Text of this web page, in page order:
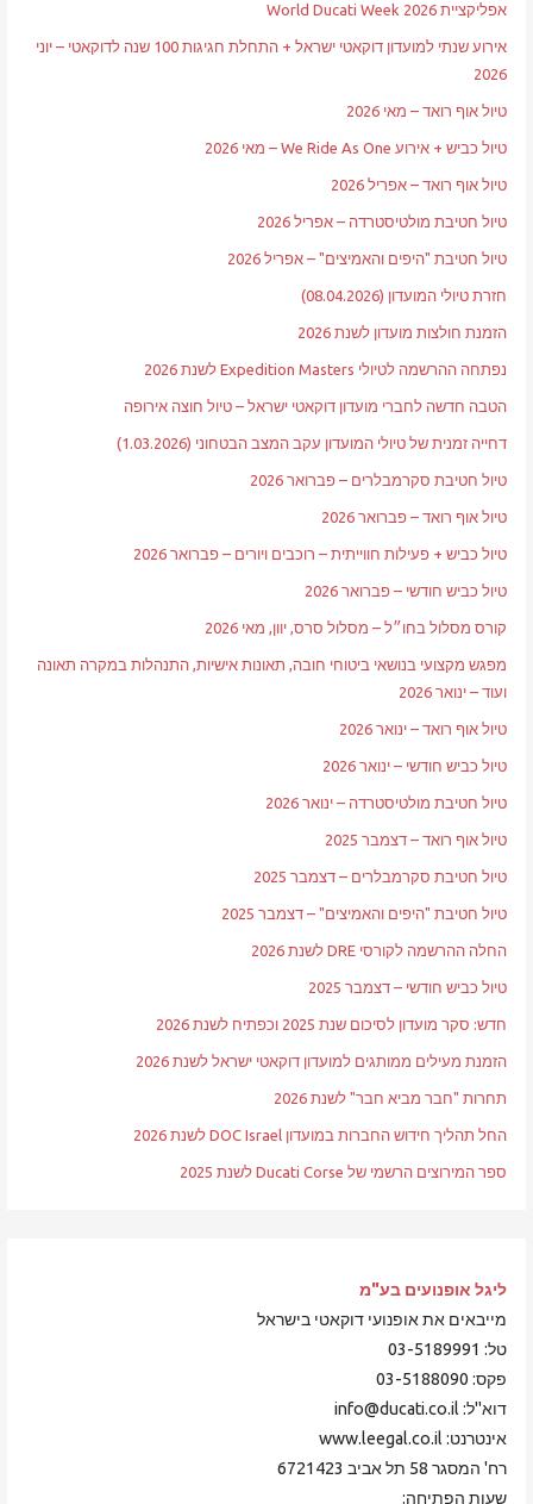
אפליקציית World Ducati Week 2026
אירוע שנתי למועדון דוקאטי ישראל + התחלת חגיגות 100 שנה לדוקאטי – יוני
2026
טיול אוף רואד – מאי 2026
טיול כביש + אירוע We Ride As One – מאי 2026
טיול אוף רואד – אפריל 2026
טיול חטיבת מולטיסטרדה – אפריל 2026
טיול חטיבת "היפים והאמיצים" – אפריל 2026
חזרת טיולי המועדון (08.04.2026)
הזמנת חולצות מועדון לשנת 2026
נפתחה ההרשמה לטיולי Expedition Masters לשנת 2026
הטבה חדשה לחברי מועדון דוקאטי ישראל – טיול חוצה אירופה
דחייה זמנית של טיולי המועדון עקב המצב הבטחוני (1.03.2026)
טיול חטיבת סקרמבלרים – פברואר 2026
טיול אוף רואד – פברואר 2026
טיול כביש + פעילות חווייתית – רוכבים ויורים – פברואר 2026
טיול כביש חודשי – פברואר 2026
קורס מסלול בחו״ל – מסלול סרס, יוון, מאי 2026
מפגש מקצועי בנושאי ביטוחי חובה, תאונות אישיות, התנהלות במקרה תאונה
ועוד – ינואר 2026
טיול אוף רואד – ינואר 2026
טיול כביש חודשי – ינואר 2026
טיול חטיבת מולטיסטרדה – ינואר 2026
טיול אוף רואד – דצמבר 2025
טיול חטיבת סקרמבלרים – דצמבר 2025
טיול חטיבת "היפים והאמיצים" – דצמבר 2025
החלה ההרשמה לקורסי DRE לשנת 2026
טיול כביש חודשי – דצמבר 2025
חדש: סקר מועדון לסיכום שנת 2025 וכפתיח לשנת 2026
הזמנת מעילים ממותגים למועדון דוקאטי ישראל לשנת 2026
תחרות "חבר מביא חבר" לשנת 2026
החל תהליך חידוש החברות במועדון DOC Israel לשנת 2026
ספר המירוצים הרשמי של Ducati Corse לשנת 2025
ליגל אופנועים בע"מ
מייבאים את אופנועי דוקאטי בישראל
טל: 03-5189991
פקס: 03-5188090
דוא"ל: info@ducati.co.il
אינטרנט: www.leegal.co.il
רח' המסגר 58 תל אביב 6721423
שעות הפתיחה: